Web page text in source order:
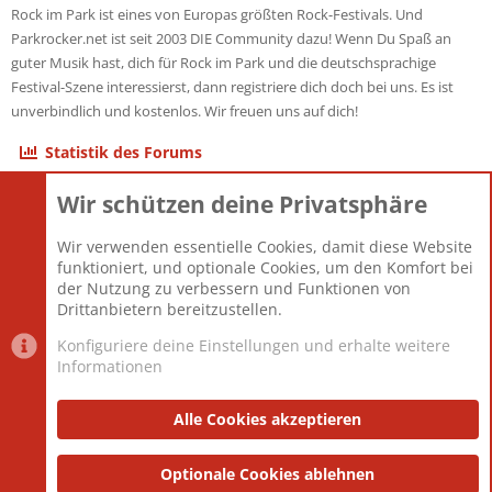
Rock im Park ist eines von Europas größten Rock-Festivals. Und
Parkrocker.net ist seit 2003 DIE Community dazu! Wenn Du Spaß an
guter Musik hast, dich für Rock im Park und die deutschsprachige
Festival-Szene interessierst, dann registriere dich doch bei uns. Es ist
unverbindlich und kostenlos. Wir freuen uns auf dich!
Statistik des Forums
Themen
Mitglieder
12.427
Neuestes Mitglied
Berlin
Datenschutzerklärung Impressum
Community platform by XenForo® © 2010-2025 XenForo Ltd.
Wir schützen deine Privatsphäre
Wir verwenden essentielle Cookies, damit diese Website
funktioniert, und optionale Cookies, um den Komfort bei
der Nutzung zu verbessern und Funktionen von
Drittanbietern bereitzustellen.
Konfiguriere deine Einstellungen und erhalte weitere
Informationen
Alle Cookies akzeptieren
Optionale Cookies ablehnen